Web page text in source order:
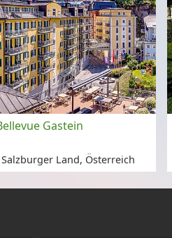
Gastein
Land, Österreich